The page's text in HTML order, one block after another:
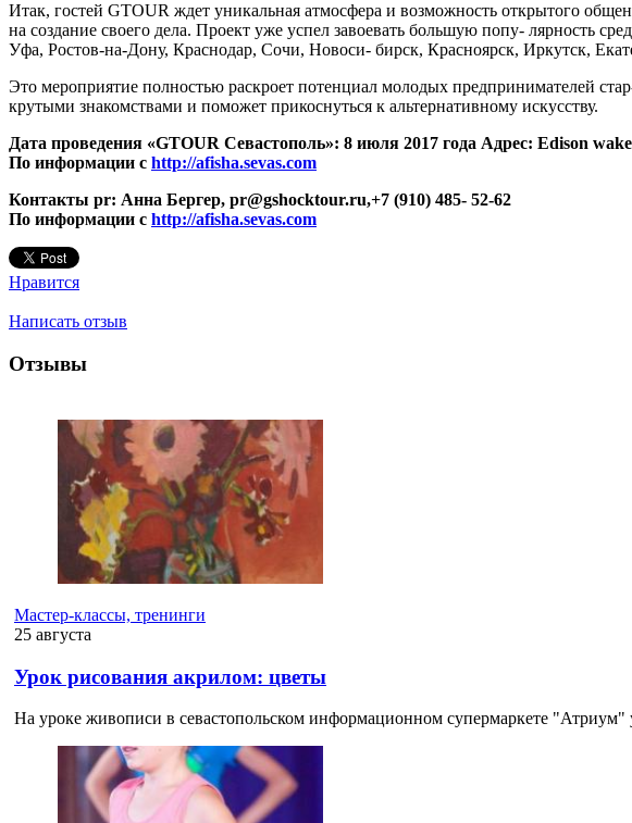
Итак, гостей GTOUR ждет уникальная атмосфера и возможность открытого
на создание своего дела. Проект уже успел завоевать большую попу- лярность
Уфа, Ростов-на-Дону, Краснодар, Сочи, Новоси- бирск, Красноярск, Иркутск,
Это мероприятие полностью раскроет потенциал молодых предпринимателей
крутыми знакомствами и поможет прикоснуться к альтернативному искусству.
Дата проведения «GTOUR Севастополь»: 8 июля 2017 года Адрес: Edison
По информации с http://afisha.sevas.com
Контакты pr: Анна Бергер, pr@gshocktour.ru,+7 (910) 485- 52-62
По информации с http://afisha.sevas.com
Нравится
Написать отзыв
Отзывы
Мастер-классы, тренинги
25 августа
Урок рисования акрилом: цветы
На уроке живописи в севастопольском информационном супермаркете "Атриум"